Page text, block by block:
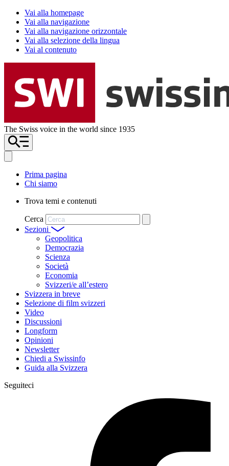
Vai alla homepage
Vai alla navigazione
Vai alla navigazione orizzontale
Vai alla selezione della lingua
Vai al contenuto
The Swiss voice in the world since 1935
Prima pagina
Chi siamo
Trova temi e contenuti
Cerca
Sezioni
Geopolitica
Democrazia
Scienza
Società
Economia
Svizzeri/e all’estero
Svizzera in breve
Selezione di film svizzeri
Video
Discussioni
Longform
Opinioni
Newsletter
Chiedi a Swissinfo
Guida alla Svizzera
Seguiteci